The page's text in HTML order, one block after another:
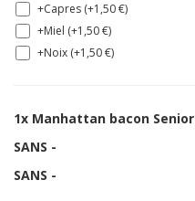
+Capres (+1,50€)
+Miel (+1,50€)
+Noix (+1,50€)
1x Manhattan bacon Senior
SANS -
SANS -